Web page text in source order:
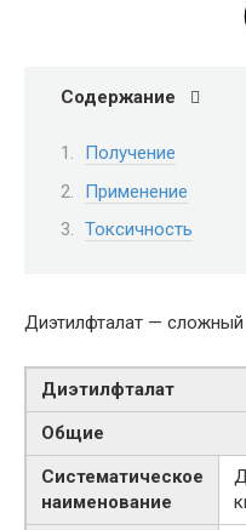
Содержание
Получение
Применение
Токсичность
Диэтилфталат —
Диэтилфталат
Общие
Систематическое
наименование